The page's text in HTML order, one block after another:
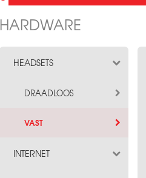
HARDWARE
HEADSETS
DRAADLOOS
VAST
INTERNET